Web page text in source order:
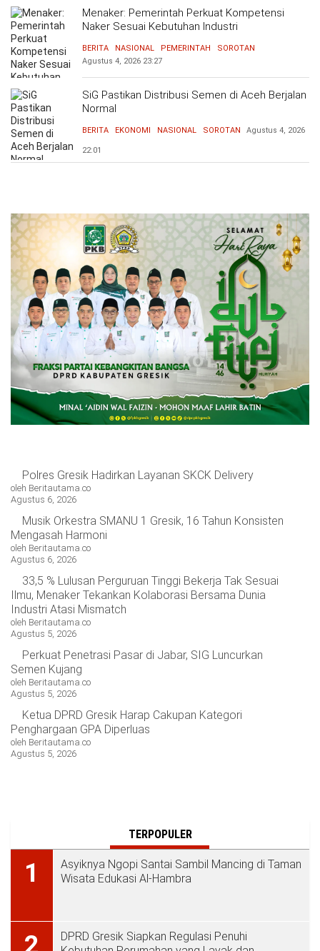
Menaker: Pemerintah Perkuat Kompetensi
Naker Sesuai Kebutuhan Industri
BERITA NASIONAL PEMERINTAH
SOROTAN
Agustus 4, 2026 23:27
SiG Pastikan Distribusi Semen di Aceh Berjalan
Normal
BERITA EKONOMI NASIONAL SOROTAN Agustus 4, 2026
22:01
Polres Gresik Hadirkan Layanan SKCK Delivery
oleh Beritautama.co
Agustus 6, 2026
Musik Orkestra SMANU 1 Gresik, 16 Tahun Konsisten
Mengasah Harmoni
oleh Beritautama.co
Agustus 6, 2026
33,5 % Lulusan Perguruan Tinggi Bekerja Tak Sesuai
Ilmu, Menaker Tekankan Kolaborasi Bersama Dunia
Industri Atasi Mismatch
oleh Beritautama.co
Agustus 5, 2026
Perkuat Penetrasi Pasar di Jabar, SIG Luncurkan
Semen Kujang
oleh Beritautama.co
Agustus 5, 2026
Ketua DPRD Gresik Harap Cakupan Kategori
Penghargaan GPA Diperluas
oleh Beritautama.co
Agustus 5, 2026
TERPOPULER
1
Asyiknya Ngopi Santai Sambil Mancing di Taman
Wisata Edukasi Al-Hambra
2
DPRD Gresik Siapkan Regulasi Penuhi